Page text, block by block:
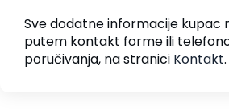
Sve dodatne informacije kupac
putem kontakt forme ili
poručivanja, na stranici Kontakt.